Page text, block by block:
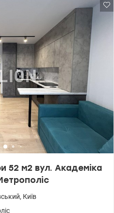
та кімнаті,
бойлер, пральна машина.
та воду. Власна газова
від міста. У комплексі є
за потреби, як укриття. Також є
де тепло взимку, і є вай-фай. На
ТРАШ, Нова Пошта, магазини,
ОК WINE, піцерія Марабіні,
Біля будинку Голосіївський
Феофанівський
5 хвилин, пішки – 25
Ольга valion.ua/1152731
52 м2 вул. Академіка
, Київ